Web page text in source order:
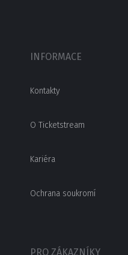
INFORMACE
Kontakty
O Ticketstream
Kariéra
Ochrana soukromí
PRO ZÁKAZNÍKY